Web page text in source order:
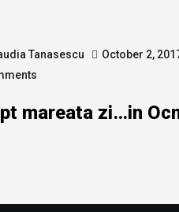
Tanasescu
October 2,
mareata zi…in